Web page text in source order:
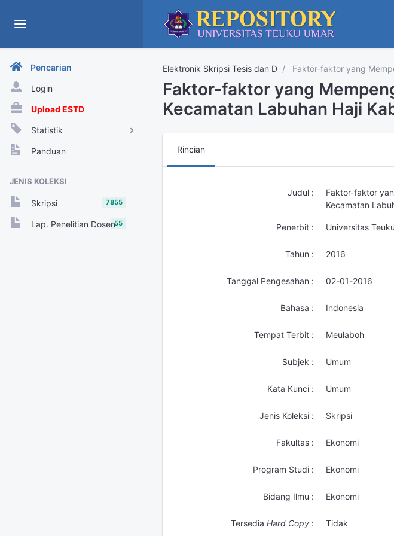
Pencarian
Login
Upload ESTD
Statistik
View Harian
Rekap View Bulanan
Rekap View Harian
Panduan
JENIS KOLEKSI
Skripsi 7855
Lap. Penelitian Dosen55
Elektronik Skripsi Tesis dan D Faktor-faktor yang
Faktor-faktor yang
Kecamatan Labuhan Haji
Rincian
Judul :
Faktor-faktor
Kecamatan
Penerbit : Universitas
Tahun : 2016
Tanggal Pengesahan : 02-01-2016
Bahasa : Indonesia
Tempat Terbit : Meulaboh
Subjek : Umum
Kata Kunci : Umum
Jenis Koleksi : Skripsi
Fakultas : Ekonomi
Program Studi : Ekonomi
Bidang Ilmu : Ekonomi
Tersedia Hard Copy : Tidak